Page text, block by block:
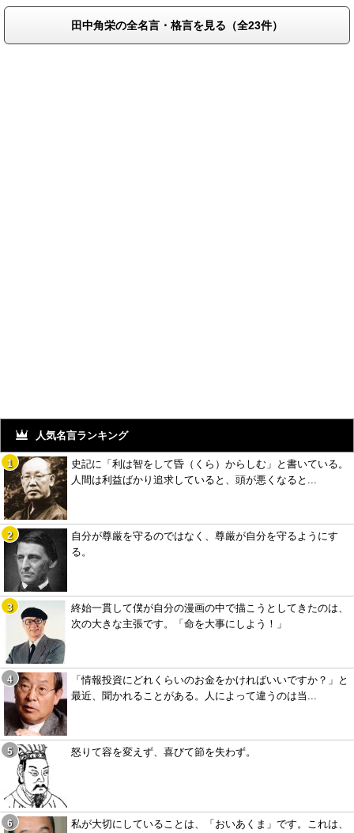
田中角栄の全名言・格言を見る（全23件）
人気名言ランキング
史記に「利は智をして昏（くら）からしむ」と書いている。
人間は利益ばかり追求していると、頭が悪くなると...
自分が尊厳を守るのではなく、尊厳が自分を守るようにす
る。
終始一貫して僕が自分の漫画の中で描こうとしてきたのは、
次の大きな主張です。「命を大事にしよう！」
「情報投資にどれくらいのお金をかければいいですか？」と
最近、聞かれることがある。人によって違うのは当...
怒りて容を変えず、喜びて節を失わず。
私が大切にしていることは、「おいあくま」です。これは、